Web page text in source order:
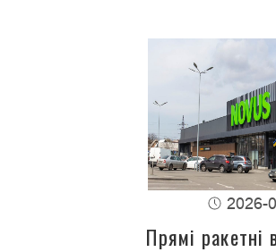
2026-
Прямі ракетні